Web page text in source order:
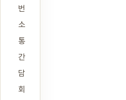
번
소
통
간
담
회